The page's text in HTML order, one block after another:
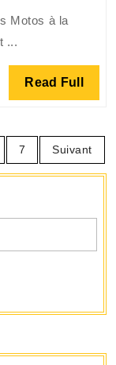
:
Solution
Rapide
Pratique
pour
la
Motos à la
...
Read Full Read
Full
7 Suivant